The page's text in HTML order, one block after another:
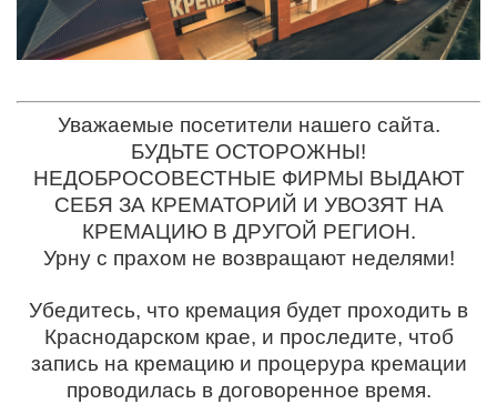
Уважаемые посетители нашего сайта.
БУДЬТЕ ОСТОРОЖНЫ!
НЕДОБРОСОВЕСТНЫЕ ФИРМЫ ВЫДАЮТ
СЕБЯ ЗА КРЕМАТОРИЙ И УВОЗЯТ НА
КРЕМАЦИЮ В ДРУГОЙ РЕГИОН.
Урну с прахом не возвращают неделями!
Убедитесь, что кремация будет проходить в
Краснодарском крае, и проследите, чтоб
запись на кремацию и процерура кремации
проводилась в договоренное время.